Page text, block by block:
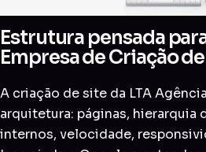
Estrutura pensada
Empresa de Criação
A criação de site da LTA
arquitetura: páginas, hierarquia
internos, velocidade,